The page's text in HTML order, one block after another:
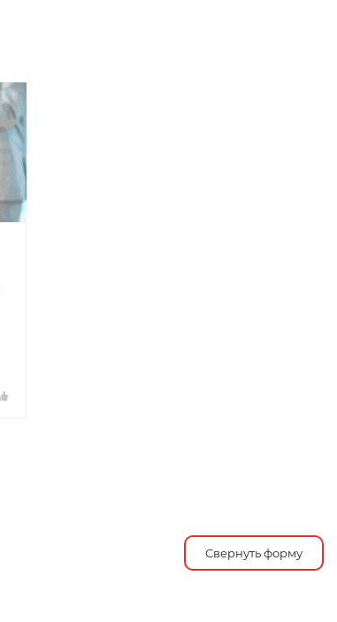
Свернуть форму